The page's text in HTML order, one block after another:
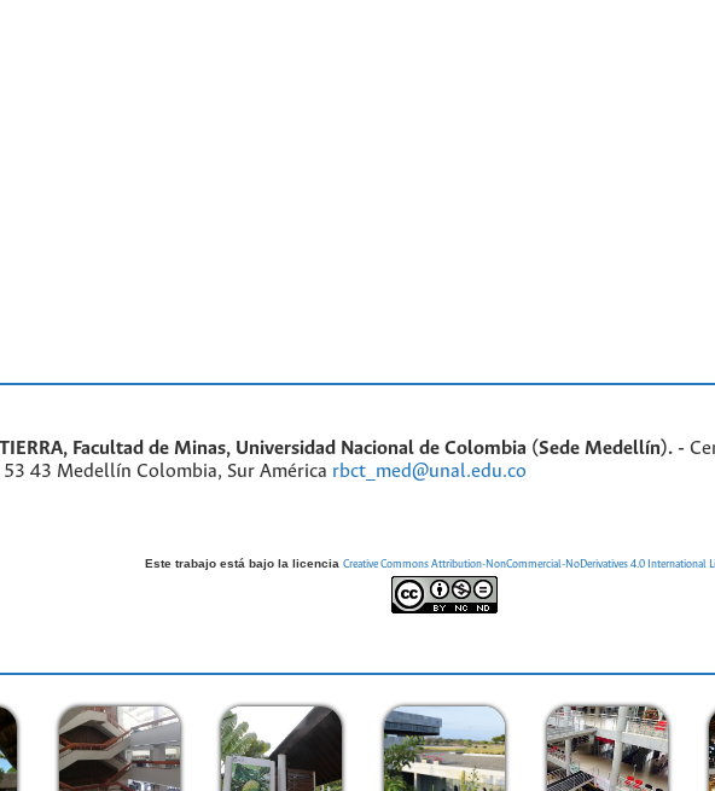
TIERRA, Facultad de Minas, Universidad Nacional de Colombia (Sede Medellín). -
43 Medellín Colombia, Sur América rbct_med@unal.edu.co
Este trabajo está bajo la licencia Creative Commons Attribution-NonCommercial-NoDerivatives 4.0 International